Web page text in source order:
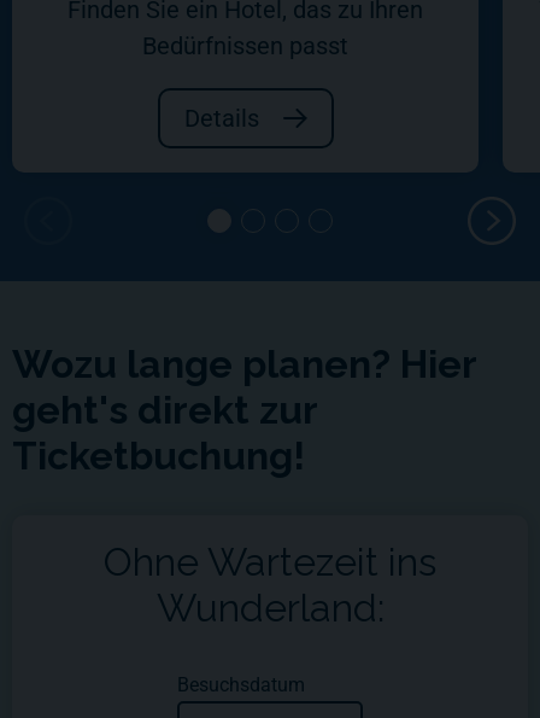
Finden Sie ein Hotel, das zu Ihren
Bedürfnissen passt
Details
Wozu lange planen? Hier
geht's direkt zur
Ticketbuchung!
Ohne Wartezeit ins
Wunderland:
Besuchsdatum